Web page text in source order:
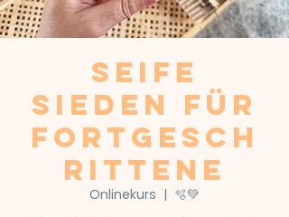
Seife
sieden für
Fortgesch
rittene
Onlinekurs
  |
🫧💚